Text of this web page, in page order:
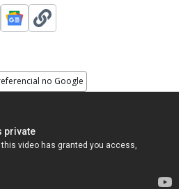
no Google